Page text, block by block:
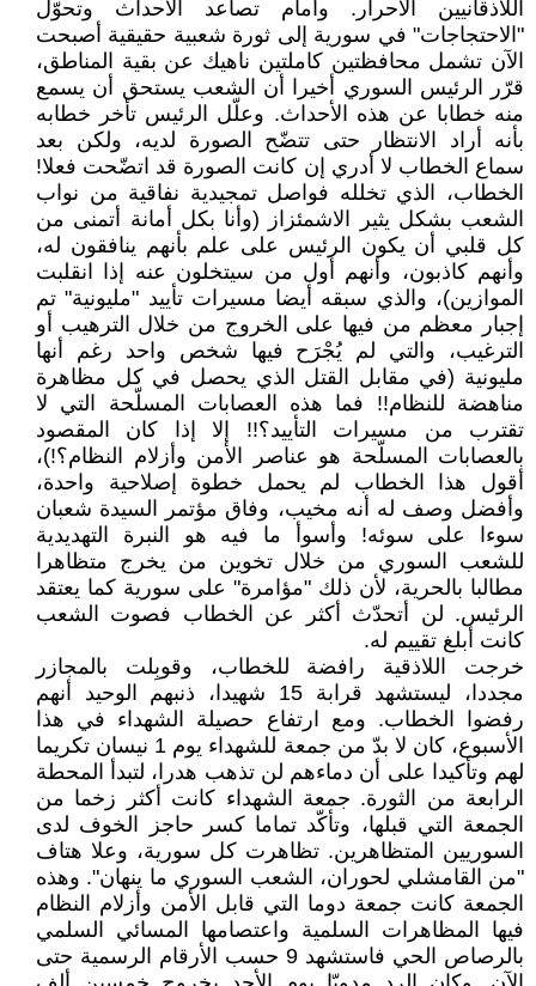
اللاذقانيين الأحرار. وأمام تصاعد الأحداث وتحوّل
"الاحتجاجات" في سورية إلى ثورة شعبية حقيقية أصبحت
الآن تشمل محافظتين كاملتين ناهيك عن بقية المناطق،
قرّر الرئيس السوري أخيرا أن الشعب يستحق أن يسمع
منه خطابا عن هذه الأحداث. وعلّل الرئيس تأخر خطابه
بأنه أراد الانتظار حتى تتضّح الصورة لديه، ولكن بعد
سماع الخطاب لا أدري إن كانت الصورة قد اتضّحت فعلا!
الخطاب، الذي تخلله فواصل تمجيدية نفاقية من نواب
الشعب بشكل يثير الاشمئزاز (وأنا بكل أمانة أتمنى من
كل قلبي أن يكون الرئيس على علم بأنهم ينافقون له،
وأنهم كاذبون، وأنهم أول من سيتخلون عنه إذا انقلبت
الموازين)، والذي سبقه أيضا مسيرات تأييد "مليونية" تم
إجبار معظم من فيها على الخروج من خلال الترهيب أو
الترغيب، والتي لم يُجْرَح فيها شخص واحد رغم أنها
مليونية (في مقابل القتل الذي يحصل في كل مظاهرة
مناهضة للنظام!! فما هذه العصابات المسلّحة التي لا
تقترب من مسيرات التأييد؟!! إلا إذا كان المقصود
بالعصابات المسلّحة هو عناصر الأمن وأزلام النظام؟!)،
أقول هذا الخطاب لم يحمل خطوة إصلاحية واحدة،
وأفضل وصف له أنه مخيب، وفاق مؤتمر السيدة شعبان
سوءا على سوئه! وأسوأ ما فيه هو النبرة التهديدية
للشعب السوري من خلال تخوين من يخرج متظاهرا
مطالبا بالحرية، لأن ذلك "مؤامرة" على سورية كما يعتقد
الرئيس. لن أتحدّث أكثر عن الخطاب فصوت الشعب
كانت أبلغ تقييم له.
خرجت اللاذقية رافضة للخطاب، وقوبِلت بالمجازر
مجددا، ليستشهد قرابة 15 شهيدا، ذنبهم الوحيد أنهم
رفضوا الخطاب. ومع ارتفاع حصيلة الشهداء في هذا
الأسبوع، كان لا بدّ من جمعة للشهداء يوم 1 نيسان تكريما
لهم وتأكيدا على أن دماءهم لن تذهب هدرا، لتبدأ المحطة
الرابعة من الثورة. جمعة الشهداء كانت أكثر زخما من
الجمعة التي قبلها، وتأكّد تماما كسر حاجز الخوف لدى
السوريين المتظاهرين. تظاهرت كل سورية، وعلا هتاف
"من القامشلي لحوران، الشعب السوري ما ينهان". وهذه
الجمعة كانت جمعة دوما التي قابل الأمن وأزلام النظام
فيها المظاهرات السلمية واعتصامها المسائي السلمي
بالرصاص الحي فاستشهد 9 حسب الأرقام الرسمية حتى